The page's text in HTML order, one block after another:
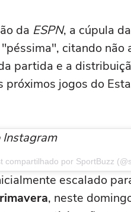
da ESPN, a cúpula
citando
partida e a
próximos jogos do
Instagram
compartilhado por SportBuzz
escalado
, neste